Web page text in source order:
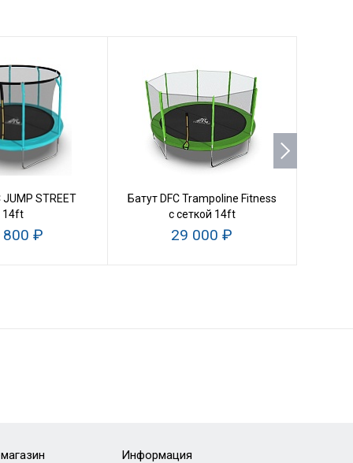
JUMP STREET
14ft
800 ₽
Батут DFC Trampoline Fitness
с сеткой 14ft
29 000 ₽
Информация